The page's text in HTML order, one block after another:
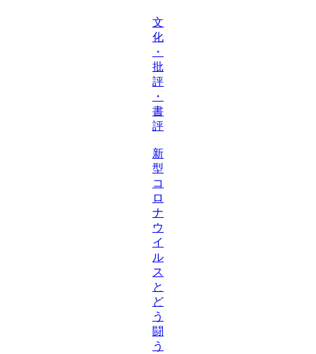
文
化
・
批
評
・
書
評
新
型
コ
ロ
ナ
ウ
イ
ル
ス
と
ど
う
闘
う